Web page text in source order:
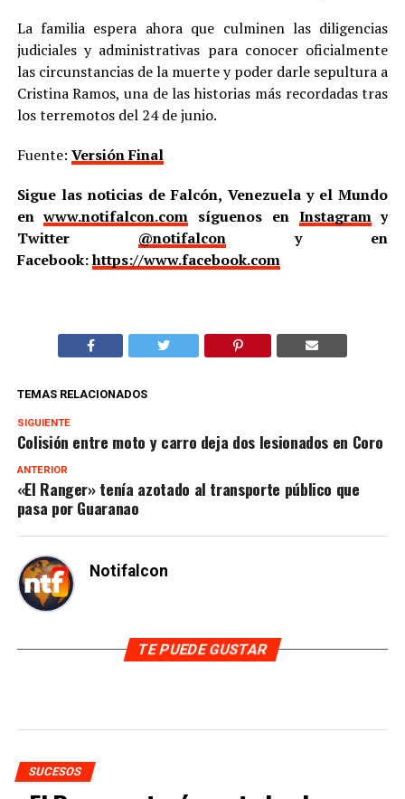
La familia espera ahora que culminen las diligencias
judiciales y administrativas para conocer oficialmente
las circunstancias de la muerte y poder darle sepultura a
Cristina Ramos, una de las historias más recordadas tras
los terremotos del 24 de junio.
Fuente: Versión Final
Sigue las noticias de Falcón, Venezuela y el Mundo
enwww.notifalcon.com síguenos en Instagramy
Twitter @notifalcony en
Facebook:https://www.facebook.com
TEMAS RELACIONADOS
SIGUIENTE
Colisión entre moto y carro deja dos lesionados en Coro
ANTERIOR
«El Ranger» tenía azotado al transporte público que
pasa por Guaranao
Notifalcon
TE PUEDE GUSTAR
SUCESOS